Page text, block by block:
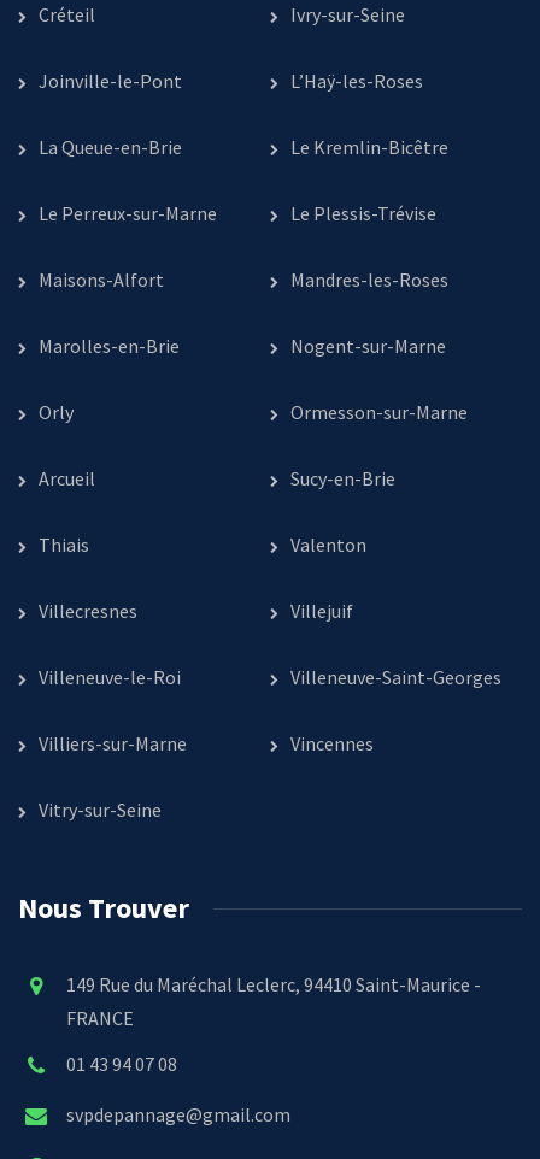
Créteil Ivry-sur-Seine
Joinville-le-Pont L’Haÿ-les-Roses
La Queue-en-Brie Le Kremlin-Bicêtre
Le Perreux-sur-Marne Le Plessis-Trévise
Maisons-Alfort Mandres-les-Roses
Marolles-en-Brie Nogent-sur-Marne
Orly Ormesson-sur-Marne
Arcueil Sucy-en-Brie
Thiais Valenton
Villecresnes Villejuif
Villeneuve-le-Roi Villeneuve-Saint-Georges
Villiers-sur-Marne Vincennes
Vitry-sur-Seine
Nous Trouver
149 Rue du Maréchal Leclerc, 94410 Saint-Maurice -
FRANCE
01 43 94 07 08
svpdepannage@gmail.com